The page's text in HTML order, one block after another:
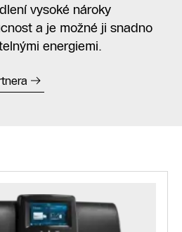
vysoké nároky
a je možné ji snadno
energiemi.